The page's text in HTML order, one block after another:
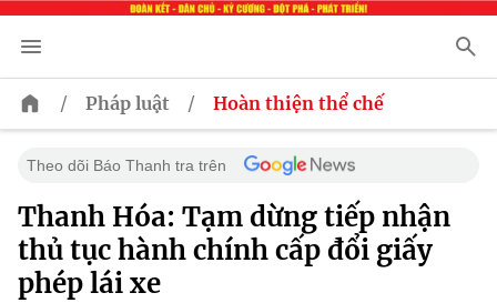
/ Pháp luật / Hoàn thiện thể chế
Theo dõi Báo Thanh tra trên
Thanh Hóa: Tạm dừng tiếp nhận
thủ tục hành chính cấp đổi giấy
phép lái xe